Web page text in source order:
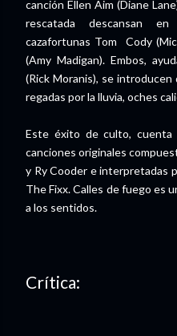
canción Ellen Aim (Diane
rescatada descansan
cazafortunas Tom Cody
(Amy Madigan). Embos,
(Rick Moranis), se
regadas por la lluvia, oches
Este éxito de culto, cuenta
canciones originales
y Ry Cooder e interpretadas
The Fixx. Calles de fuego es
a los sentidos.
Crítica: